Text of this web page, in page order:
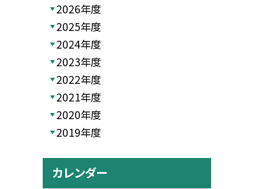
2026年度
2025年度
2024年度
2023年度
2022年度
2021年度
2020年度
2019年度
カレンダー